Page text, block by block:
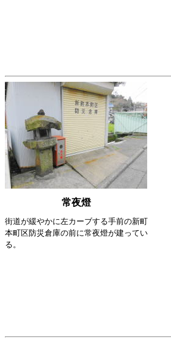
常夜燈
街道が緩やかに左カーブする手前の新町
本町区防災倉庫の前に常夜燈が建ってい
る。